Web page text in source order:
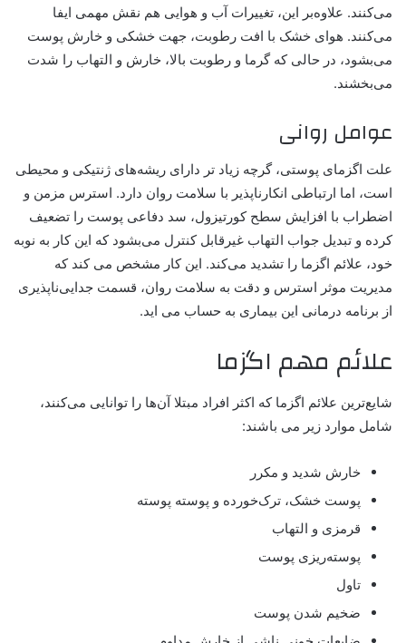
می‌کنند. علاوه‌بر این، تغییرات آب و هوایی هم نقش مهمی ایفا
می‌کنند. هوای خشک با افت رطوبت، جهت خشکی و خارش پوست
می‌بشود، در حالی که گرما و رطوبت بالا، خارش و التهاب را شدت
می‌بخشند.
عوامل روانی
علت اگزمای پوستی، گرچه زیاد تر دارای ریشه‌های ژنتیکی و محیطی
است، اما ارتباطی انکارناپذیر با سلامت روان دارد. استرس مزمن و
اضطراب با افزایش سطح کورتیزول، سد دفاعی پوست را تضعیف
کرده و تبدیل جواب التهاب غیرقابل کنترل می‌بشود که این کار به نوبه
خود، علائم اگزما را تشدید می‌کند. این کار مشخص می کند که
مدیریت موثر استرس و دقت به سلامت روان، قسمت جدایی‌ناپذیری
از برنامه درمانی این بیماری به حساب می اید.
علائم مهم اگزما
شایع‌ترین علائم اگزما که اکثر افراد مبتلا آن‌ها را توانایی می‌کنند،
شامل موارد زیر می باشند:
خارش شدید و مکرر
پوست خشک، ترک‌خورده و پوسته پوسته
قرمزی و التهاب
پوسته‌ریزی پوست
تاول
ضخیم شدن پوست